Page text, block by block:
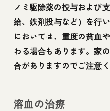
ノミ駆除薬の投与および
給、鉄剤投与など）を行
においては、重度の貧血
わる場合もあります。家
合がありますのでご注意く
溶血の治療